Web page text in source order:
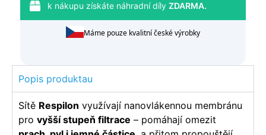
k nákupu získáte náhradní díly ZDARMA.
Máme pouze kvalitní české výrobky
Popis produktau
Sítě Respilon využívají nanovlákennou membránu
pro vyšší stupeň filtrace – pomáhají omezit